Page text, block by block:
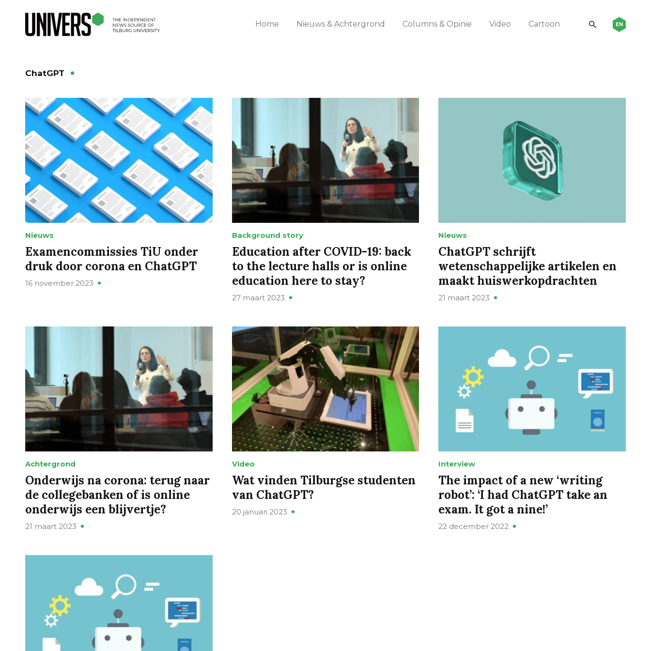
Home Nieuws & Achtergrond Columns & Opinie Video Cartoon EN
ChatGPT
Nieuws
Examencommissies TiU onder
druk door corona en ChatGPT
16 november 2023
Background story
Education after COVID-19: back
to the lecture halls or is online
education here to stay?
27 maart 2023
Nieuws
ChatGPT schrijft
wetenschappelijke artikelen en
maakt huiswerkopdrachten
21 maart 2023
Achtergrond
Onderwijs na corona: terug naar
de collegebanken of is online
onderwijs een blijvertje?
21 maart 2023
Video
Wat vinden Tilburgse studenten
van ChatGPT?
20 januari 2023
Interview
The impact of a new ‘writing
robot’: ‘I had ChatGPT take an
exam. It got a nine!’
22 december 2022